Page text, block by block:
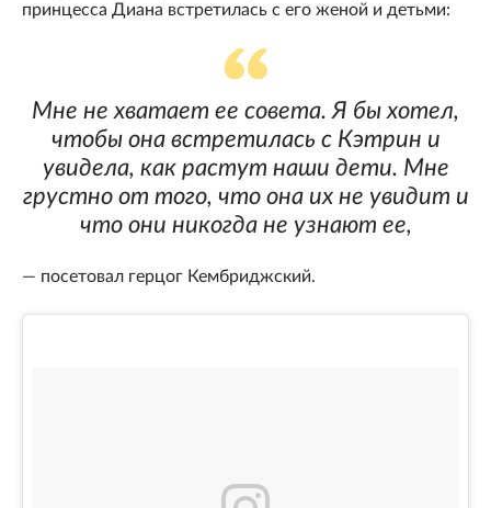
принцесса Диана встретилась с его женой и детьми:
Мне не хватает ее совета. Я бы хотел,
чтобы она встретилась с Кэтрин и
увидела, как растут наши дети. Мне
грустно от того, что она их не увидит и
что они никогда не узнают ее,
— посетовал герцог Кембриджский.